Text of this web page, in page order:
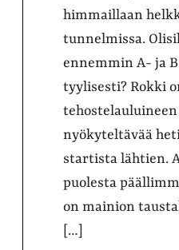
himmaillaan
tunnelmissa.
ennemmin A- ja
tyylisesti? Rokki
nyökyteltävää
startista lähtien.
puolesta
on mainion
[…]